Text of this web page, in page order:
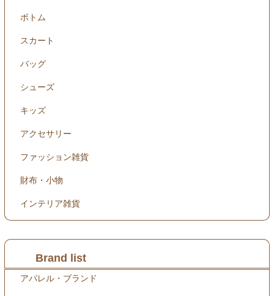
ボトム
スカート
バッグ
シューズ
キッズ
アクセサリー
ファッション雑貨
財布・小物
インテリア雑貨
Brand list
アパレル・ブランド